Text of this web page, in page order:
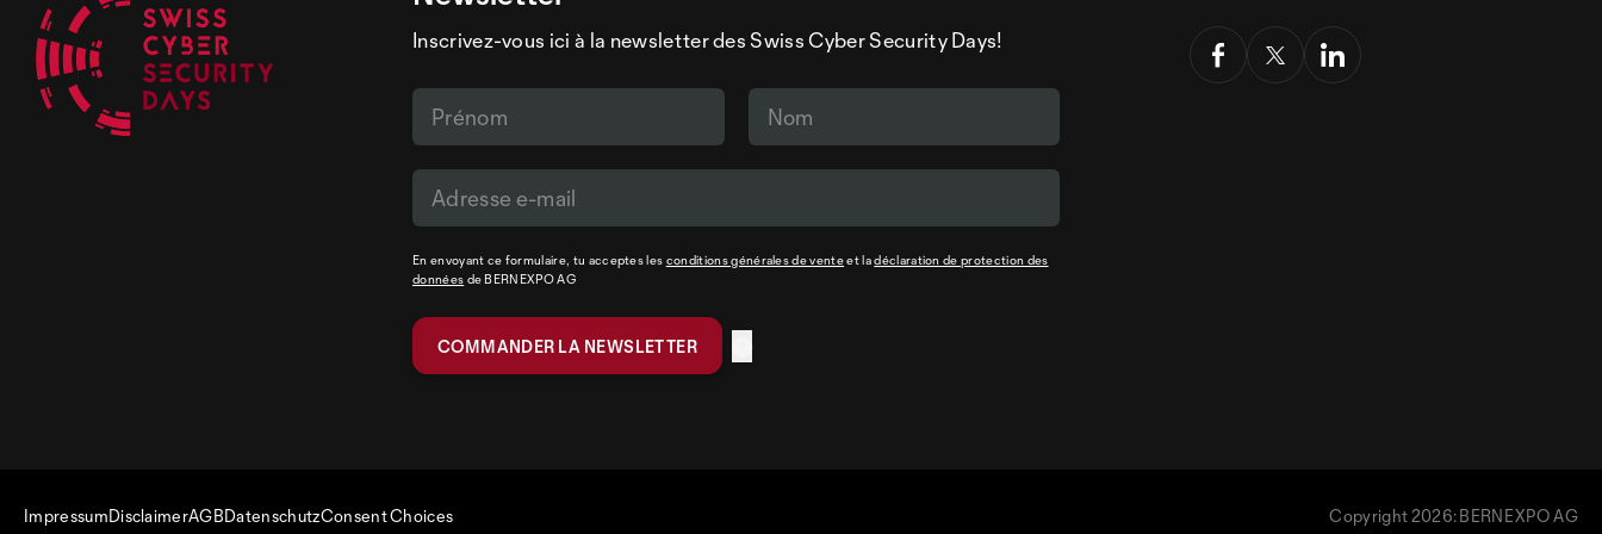
Inscrivez-vous ici à la newsletter des Swiss Cyber Security Days!
En envoyant ce formulaire, tu acceptes les conditions générales de venteet ladéclaration de protection des
données de BERNEXPO AG
ImpressumDisclaimerAGBDatenschutzConsent Choices Copyright 2026: BERNEXPO AG